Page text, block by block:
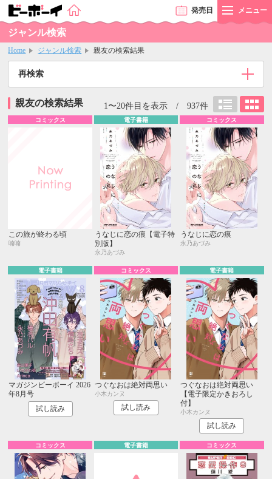
発売日 メニュー
ジャンル検索
Home ジャンル検索 親友の検索結果
再検索
親友の検索結果 1〜20件目を表示 / 937件
コミックス
この旅が終わる頃
喃喃
電子書籍
うなじに恋の痕【電子特
別版】
永乃あづみ
コミックス
うなじに恋の痕
永乃あづみ
電子書籍
マガジンビーボーイ 2026
年8月号
試し読み
コミックス
つぐなおは絶対両思い
小木カンヌ
試し読み
電子書籍
つぐなおは絶対両思い
【電子限定かきおろし
付】
小木カンヌ
試し読み
コミックス 電子書籍 コミックス